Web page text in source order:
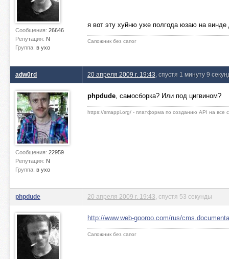
Сообщения: 26646
Репутация: N
Группа: в ухо
я вот эту хуйню уже полгода юзаю на
Сапожник без сапог
adw0rd
Сообщения: 22959
Репутация: N
Группа: в ухо
20 апреля 2009 г. 19:43 , спустя 1 минуту 9
phpdude, самосборка? Или под цигвином?
https://smappi.org/ - платформа по созданию API на все
phpdude 20 апреля 2009 г. 19:43 , спустя 53 секунды
http://www.web-gooroo.com/rus/
Сапожник без сапог